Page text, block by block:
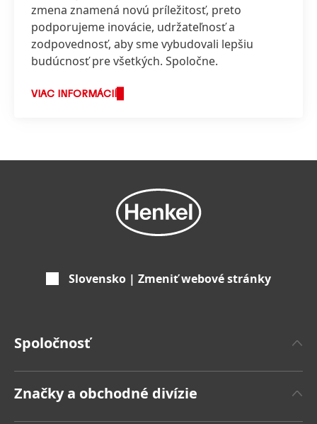
zmena znamená novú príležitosť, preto
podporujeme inovácie, udržateľnosť a
zodpovednosť, aby sme vybudovali lepšiu
budúcnosť pre všetkých. Spoločne.
VIAC INFORMÁCIÍ
Slovensko | Zmeniť webové stránky
Spoločnosť
Značky a obchodné divízie